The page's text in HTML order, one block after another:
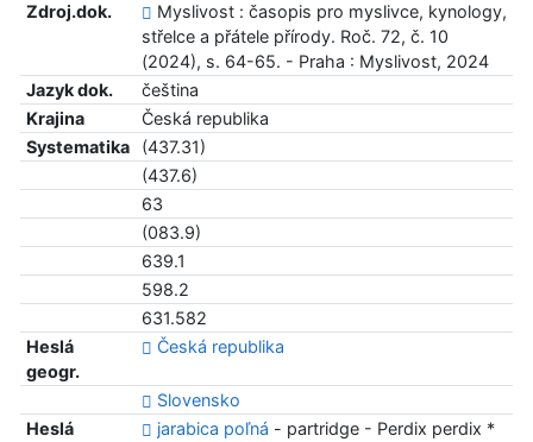
Zdroj.dok.
Myslivost : časopis pro myslivce, kynology,
střelce a přátele přírody. Roč. 72, č. 10
(2024), s. 64-65. - Praha : Myslivost, 2024
Jazyk dok.
čeština
Krajina
Česká republika
Systematika
(437.31)
(437.6)
63
(083.9)
639.1
598.2
631.582
Heslá
geogr.
Česká republika
Slovensko
Heslá
jarabica poľná - partridge - Perdix perdix *